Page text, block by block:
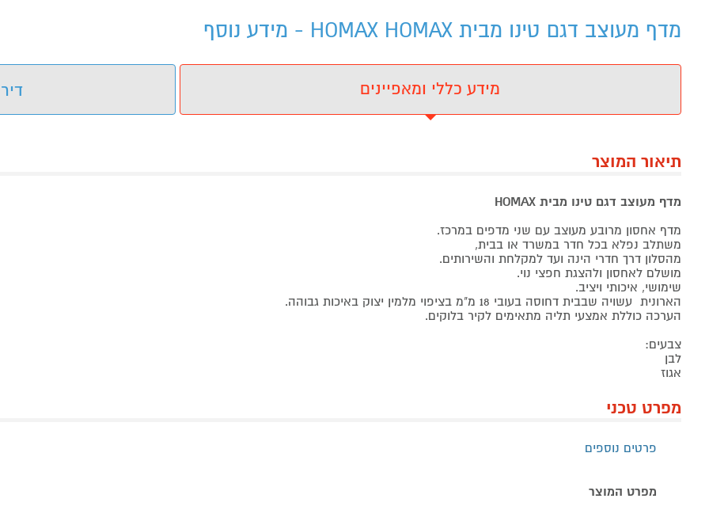
מדף מעוצב דגם טינו מבית HOMAX HOMAX - מידע נוסף
מידע כללי ומאפיינים
תיאור המוצר
מדף מעוצב דגם טינו מבית HOMAX
מדף אחסון מרובע מעוצב עם שני מדפים במרכז.
משתלב נפלא בכל חדר במשרד או בבית,
מהסלון דרך חדרי הינה ועד למקלחת והשירותים.
מושלם לאחסון ולהצגת חפצי נוי.
שימושי, איכותי ויציב.
הארונית עשויה שבבית דחוסה בעובי 18 מ"מ בציפוי מלמין יצוק באיכות גבוהה.
הערכה כוללת אמצעי תליה מתאימים לקיר בלוקים.
צבעים:
לבן
אגוז
מפרט טכני
פרטים נוספים
מפרט המוצר